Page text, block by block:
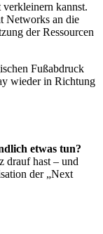
kannst.
Networks an die
der Ressourcen
Fußabdruck
wieder in Richtung
etwas tun?
drauf hast – und
der „Next